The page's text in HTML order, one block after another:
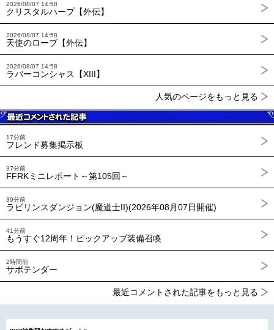
2026/08/07 14:58
クリスタルハープ【外伝】
2026/08/07 14:58
天使のローブ【外伝】
2026/08/07 14:58
ラバーコンシャス【XIII】
人気のページをもっと見る
17分前
フレンド募集掲示板
37分前
FFRKミニレポート～第105回～
39分前
ラビリンスダンジョン(魔道士II)(2026年08月07日開催)
41分前
もうすぐ12周年！ピックアップ装備召喚
2時間前
サボテンダー
最近コメントされた記事をもっと見る